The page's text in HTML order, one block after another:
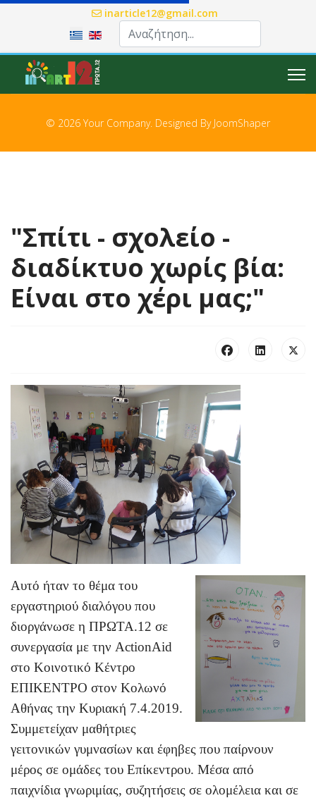
inarticle12@gmail.com
Επιλέξτε τη γλώσσα σας
© 2026 Your Company. Designed By JoomShaper
"Σπίτι - σχολείο -
διαδίκτυο χωρίς βία:
Είναι στο χέρι μας;"
Αυτό ήταν το θέμα του
εργαστηριού διαλόγου που
διοργάνωσε η ΠΡΩΤΑ.12 σε
συνεργασία με την ActionAid
στο Κοινοτικό Κέντρο
ΕΠΙΚΕΝΤΡΟ στον Κολωνό
Αθήνας την Κυριακή 7.4.2019.
Συμμετείχαν μαθήτριες
γειτονικών γυμνασίων και έφηβες που παίρνουν
μέρος σε ομάδες του Επίκεντρου. Μέσα από
παιχνίδια γνωριμίας, συζητήσεις σε ολομέλεια και σε